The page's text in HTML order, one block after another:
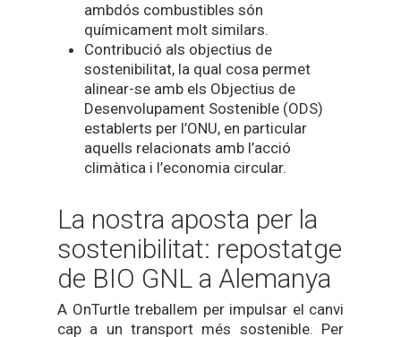
ambdós combustibles són
químicament molt similars.
Contribució als objectius de
sostenibilitat, la qual cosa permet
alinear-se amb els Objectius de
Desenvolupament Sostenible (ODS)
establerts per l’ONU, en particular
aquells relacionats amb l’acció
climàtica i l’economia circular.
La nostra aposta per la
sostenibilitat: repostatge
de BIO GNL a Alemanya
A OnTurtle treballem per impulsar el canvi
cap a un transport més sostenible. Per